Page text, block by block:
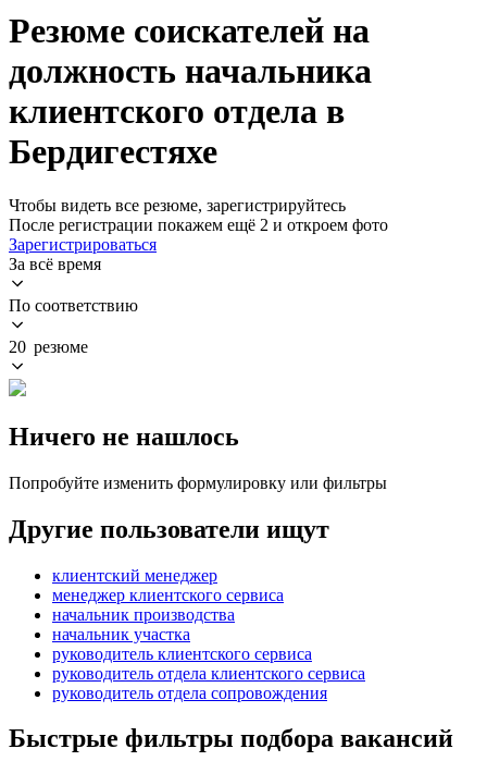
Резюме соискателей на
должность начальника
клиентского отдела в
Бердигестяхе
Чтобы видеть все резюме, зарегистрируйтесь
После регистрации покажем ещё 2 и откроем фото
Зарегистрироваться
За всё время
По соответствию
20 резюме
Ничего не нашлось
Попробуйте изменить формулировку или фильтры
Другие пользователи ищут
клиентский менеджер
менеджер клиентского сервиса
начальник производства
начальник участка
руководитель клиентского сервиса
руководитель отдела клиентского сервиса
руководитель отдела сопровождения
Быстрые фильтры подбора вакансий